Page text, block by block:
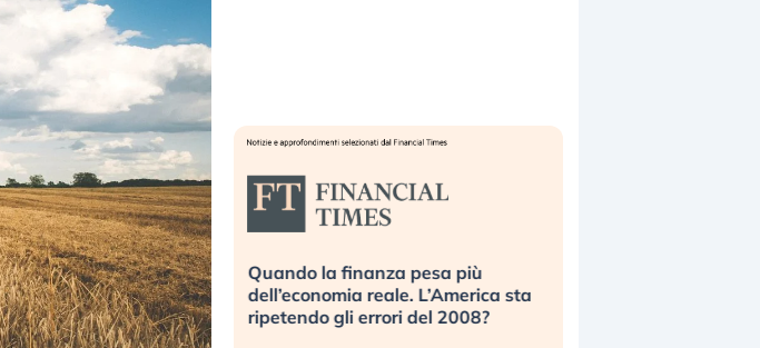
è rovinata». Investitori
dopo lo scoppio
Quando la finanza pesa più
dell’economia reale. L’America sta
ripetendo gli errori del 2008?